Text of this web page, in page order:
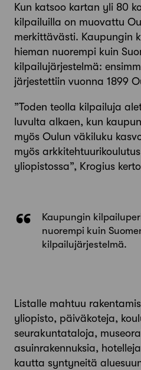
Kun katsoo kartan yli 80
kilpailuilla on muovattu
merkittävästi. Kaupungin
hieman nuorempi kuin
kilpailujärjestelmä:
järjestettiin vuonna 1899
”Toden teolla kilpailuja
luvulta alkaen, kun
myös Oulun väkiluku
myös
yliopistossa”, Krogius
Kaupungin
nuorempi kuin
kilpailujärjestelmä.
Listalle mahtuu
yliopisto, päiväkoteja,
seurakuntataloja,
asuinrakennuksia,
kautta syntyneitä